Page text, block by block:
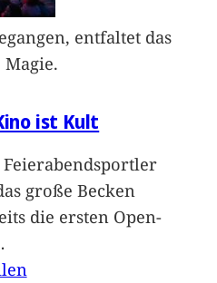
entfaltet das
ist Kult
große Becken
die ersten Open-